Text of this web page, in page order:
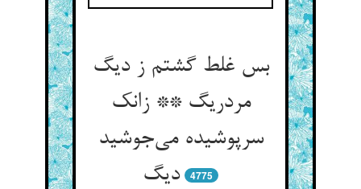
بس غلط گشتم ز دیگ
مردریگ ** زانک
سرپوشیده می‌جوشید
دیگ
4775